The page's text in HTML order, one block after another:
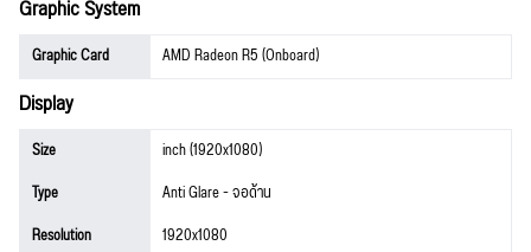
Graphic System
Graphic Card AMD Radeon R5 (Onboard)
Display
Size
inch (1920x1080)
Type
Anti Glare - จอด้าน
Resolution
1920x1080